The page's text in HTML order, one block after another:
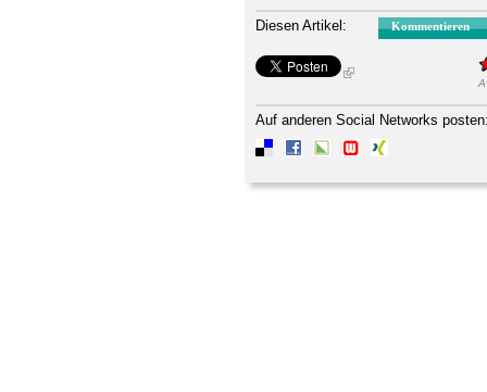
Diesen Artikel: Kommentieren
Auf anderen Social Networks